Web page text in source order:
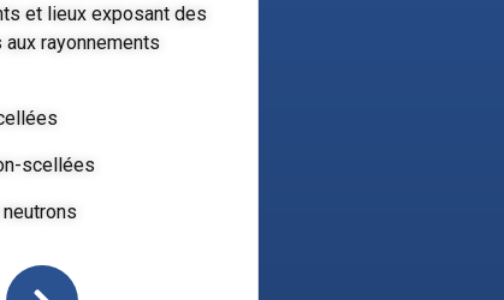
et lieux exposant des
rayonnements
scellées